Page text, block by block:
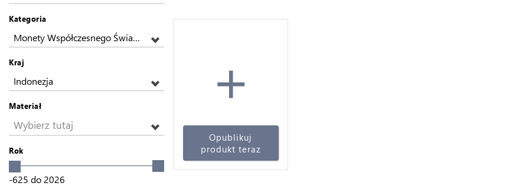
Kategoria
Monety Współczesnego Świata z Europy
Kraj
Indonezja
Materiał
Wybierz tutaj
Rok
-625 do 2026
+
Opublikuj
produkt teraz